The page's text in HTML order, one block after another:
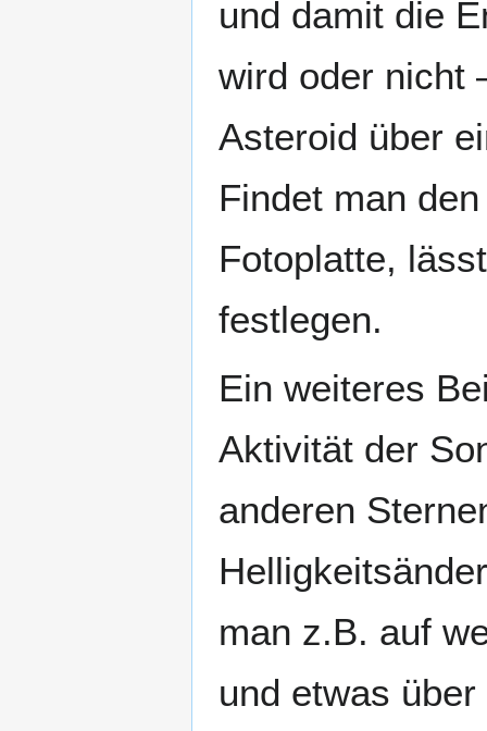
und damit die
wird oder nicht
Asteroid über
Findet man
Fotoplatte,
festlegen.
Ein weiteres
Aktivität der
anderen
man z.B. auf
und etwas